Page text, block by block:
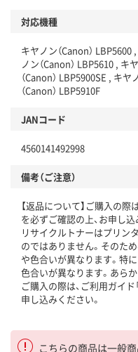
対応機種
キヤノン（Canon） LBP5600
ノン（Canon） LBP5610 , キ
（Canon） LBP5900SE , キ
（Canon） LBP5910F
JANコード
4560141492998
備考（ご注意）
【返品について】ご購入の際
を必ずご確認の上、お申し込
リサイクルトナーはプリン
のではありません。そのた
や色合いが異なります。特
色合いが異なります。あら
ご購入の際は、ご利用ガイド
申し込みください。
こちらの商品は一般